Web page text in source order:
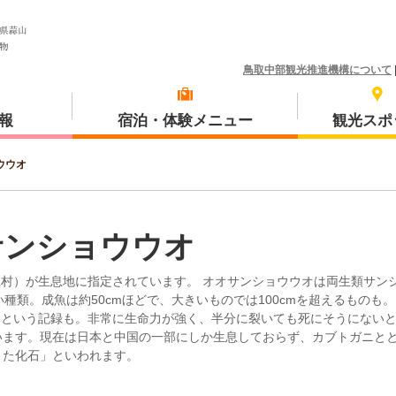
鳥取中部観光推進機構について
宿泊・体験メニュー
体験プラン
観光スポ
琴浦町
三朝町
ウオ
ショウウオ
）が生息地に指定されています。 オオサンショウウオは両生類サン
類。成魚は約50cmほどで、大きいものでは100cmを超えるものも
いう記録も。非常に生命力が強く、半分に裂いても死にそうにない
す。現在は日本と中国の一部にしか生息しておらず、カブトガニと
化石」といわれます。